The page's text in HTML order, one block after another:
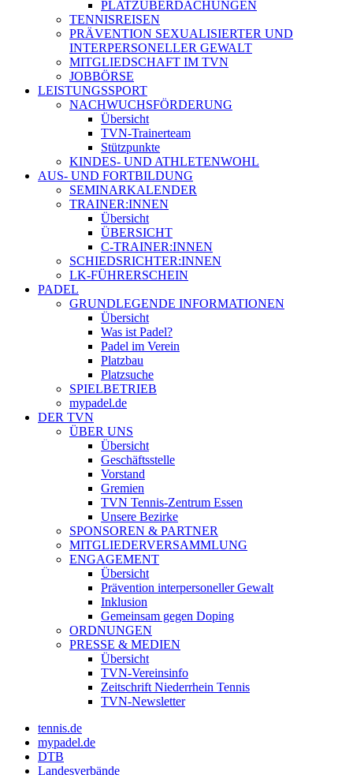
PLATZÜBERDACHUNGEN
TENNISREISEN
PRÄVENTION SEXUALISIERTER UND
INTERPERSONELLER GEWALT
MITGLIEDSCHAFT IM TVN
JOBBÖRSE
LEISTUNGSSPORT
NACHWUCHSFÖRDERUNG
Übersicht
TVN-Trainerteam
Stützpunkte
KINDES- UND ATHLETENWOHL
AUS- UND FORTBILDUNG
SEMINARKALENDER
TRAINER:INNEN
Übersicht
ÜBERSICHT
C-TRAINER:INNEN
SCHIEDSRICHTER:INNEN
LK-FÜHRERSCHEIN
PADEL
GRUNDLEGENDE INFORMATIONEN
Übersicht
Was ist Padel?
Padel im Verein
Platzbau
Platzsuche
SPIELBETRIEB
mypadel.de
DER TVN
ÜBER UNS
Übersicht
Geschäftsstelle
Vorstand
Gremien
TVN Tennis-Zentrum Essen
Unsere Bezirke
SPONSOREN & PARTNER
MITGLIEDERVERSAMMLUNG
ENGAGEMENT
Übersicht
Prävention interpersoneller Gewalt
Inklusion
Gemeinsam gegen Doping
ORDNUNGEN
PRESSE & MEDIEN
Übersicht
TVN-Vereinsinfo
Zeitschrift Niederrhein Tennis
TVN-Newsletter
tennis.de
mypadel.de
DTB
Landesverbände